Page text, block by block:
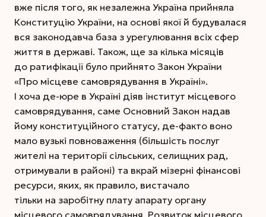
вже після того, як незалежна Україна прийняла
Конституцію Украї­ни, на основі якої й будувалася
вся законодавча база з урегулювання всіх сфер
життя в державі. Також, ще за кілька місяців
до ратифікації було ­прийнято Закон України
«Про місцеве самоврядування в Україні».
І хоча де-юре в Україні діяв інститут місцевого
самоврядування, саме Основний Закон надав
йому конституційного статусу, де-факто воно
мало вузькі повноваження (більшість послуг
жителі на території сільських, селищних рад,
отримували в районі) та вкрай мізерні фінансові
ресурси, яких, як правило, вистачало
тільки на заробітну плату апарату органу
місцевого самоврядування. Розвиток місцевого